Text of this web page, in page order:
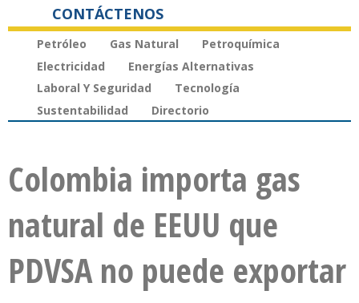
CONTÁCTENOS
Petróleo Gas Natural
Petroquímica
Electricidad
Energías Alternativas
Laboral Y Seguridad
Tecnología
Sustentabilidad
Directorio
Colombia importa gas
natural de EEUU que
PDVSA no puede exportar